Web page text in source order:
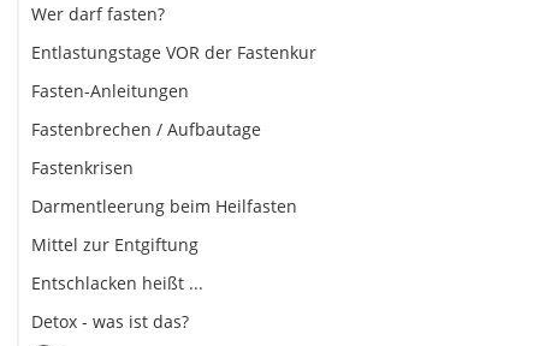
Wer darf fasten?
Entlastungstage VOR der Fastenkur
Fasten-Anleitungen
Fastenbrechen / Aufbautage
Fastenkrisen
Darmentleerung beim Heilfasten
Mittel zur Entgiftung
Entschlacken heißt ...
Detox - was ist das?